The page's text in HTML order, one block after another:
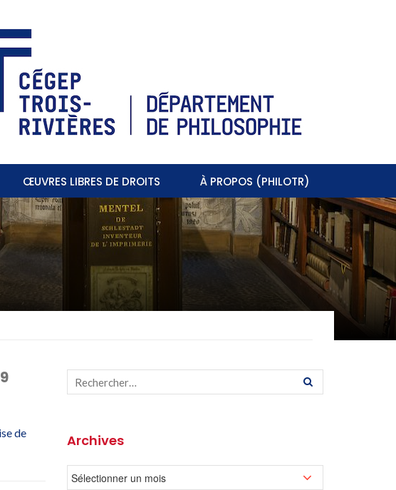
ŒUVRES LIBRES DE DROITS À PROPOS (PHILOTR)
de
Archives